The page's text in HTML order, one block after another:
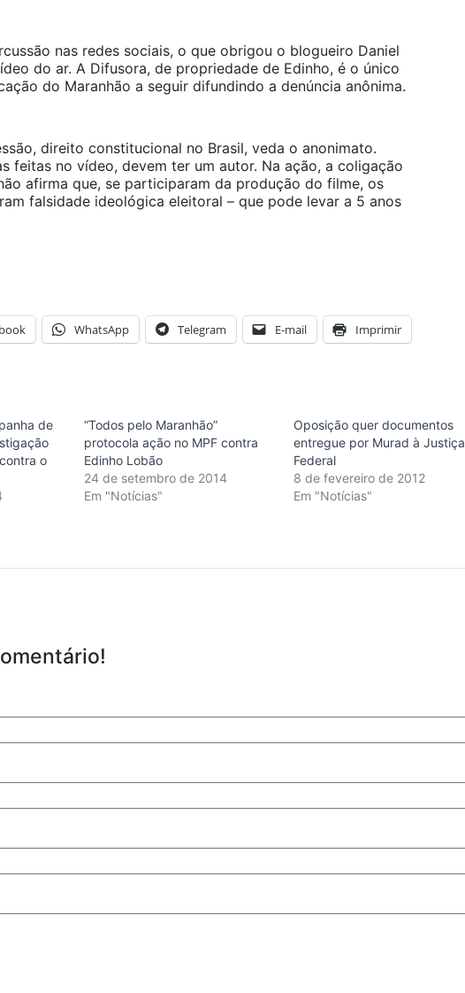
nas redes sociais, o que obrigou o blogueiro Daniel
do ar. A Difusora, de propriedade de Edinho, é o único
do Maranhão a seguir difundindo a denúncia anônima.
direito constitucional no Brasil, veda o anonimato.
feitas no vídeo, devem ter um autor. Na ação, a coligação
afirma que, se participaram da produção do filme, os
falsidade ideológica eleitoral – que pode levar a 5 anos
WhatsApp Telegram E-mail Imprimir
de
o
“Todos pelo Maranhão”
protocola ação no MPF contra
Edinho Lobão
24 de setembro de 2014
Em "Notícias"
Oposição quer documentos
entregue por Murad à Justiça
Federal
8 de fevereiro de 2012
Em "Notícias"